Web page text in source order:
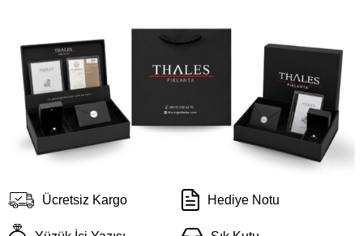
Ücretsiz Kargo Hediye Notu